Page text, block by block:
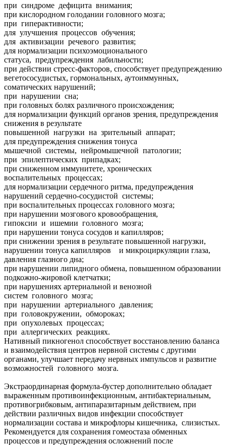
при синдроме дефицита внимания;
при кислородном голодании головного мозга;
при гиперактивности;
для улучшения процессов обучения;
для активизации речевого развития;
для нормализации психоэмоционального
статуса, предупреждения лабильности;
при действии стресс-факторов, способствует предупреждению
вегетососудистых, гормональных, аутоиммунных,
соматических нарушений;
при нарушении сна;
при головных болях различного происхождения;
для нормализации функций органов зрения, предупреждения
снижения в результате
повышенной нагрузки на зрительный аппарат;
для предупреждения снижения тонуса
мышечной системы, нейромышечной патологии;
при эпилептических припадках;
при сниженном иммунитете, хронических
воспалительных процессах;
для нормализации сердечного ритма, предупреждения
нарушений сердечно-сосудистой системы;
при воспалительных процессах головного мозга;
при нарушении мозгового кровообращения,
гипоксии и ишемии головного мозга;
при нарушении тонуса сосудов и капилляров;
при снижении зрения в результате повышенной нагрузки,
нарушении тонуса капилляров и микроциркуляции глаза,
давления глазного дна;
при нарушении липидного обмена, повышенном образовании
подкожно-жировой клетчатки;
при нарушениях артериальной и венозной
систем головного мозга;
при нарушении артериального давления;
при головокружении, обмороках;
при опухолевых процессах;
при аллергических реакциях.
Нативный пикногенол способствует восстановлению баланса
и взаимодействия центров нервной системы с другими
органами, улучшает передачу нервных импульсов и развитие
возможностей головного мозга.
Экстраординарная формула-бустер дополнительно обладает
выраженным противоинфекционным, антибактериальным,
противогрибковым, антипаразитарным действием, при
действии различных видов инфекции способствует
нормализации состава и микрофлоры кишечника, слизистых.
Рекомендуется для сохранения гомеостаза обменных
процессов и предупреждения осложнений после